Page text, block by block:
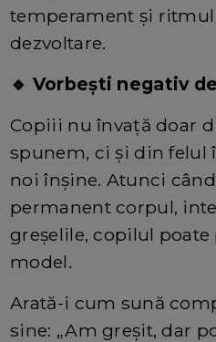
temperament și
dezvoltare.
🔹 Vorbești negativ
Copiii nu învață doar
spunem, ci și din felul
noi înșine. Atunci
permanent corpul,
greșelile, copilul poate
model.
Arată-i cum sună
sine: „Am greșit, dar